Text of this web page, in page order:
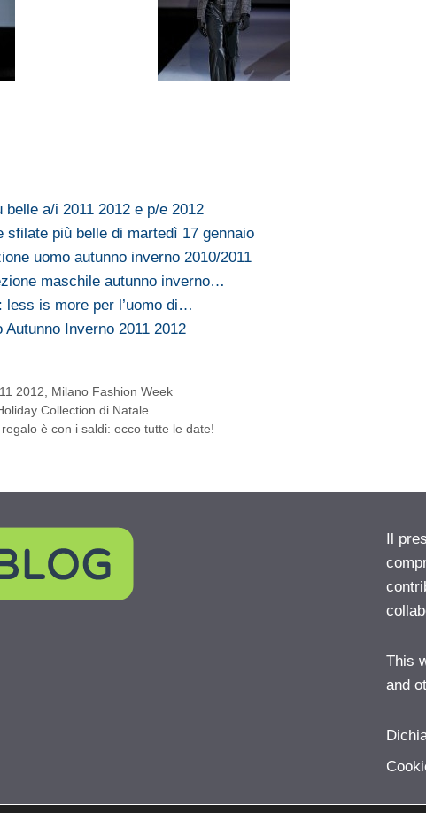
belle a/i 2011 2012 e p/e 2012
sfilate più belle di martedì 17 gennaio
uomo autunno inverno 2010/2011
maschile autunno inverno…
less is more per l’uomo di…
Autunno Inverno 2011 2012
2012
Milano Fashion Week
Collection di Natale
è con i saldi: ecco tutte le date!
Il
This
and